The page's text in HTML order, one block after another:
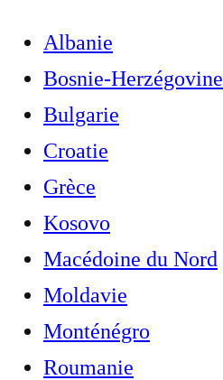
Albanie
Bosnie-Herzégovine
Bulgarie
Croatie
Grèce
Kosovo
Macédoine du Nord
Moldavie
Monténégro
Roumanie